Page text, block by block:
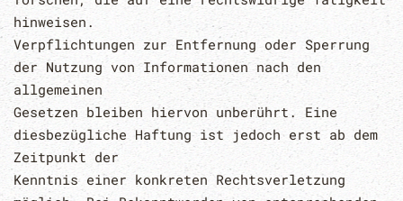
hinweisen.
Verpflichtungen zur Entfernung oder Sperrung
der Nutzung von Informationen nach den
allgemeinen
Gesetzen bleiben hiervon unberührt. Eine
diesbezügliche Haftung ist jedoch erst ab dem
Zeitpunkt der
Kenntnis einer konkreten Rechtsverletzung